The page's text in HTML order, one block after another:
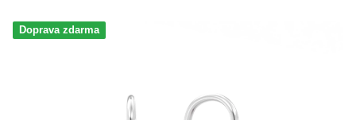
Doprava zdarma